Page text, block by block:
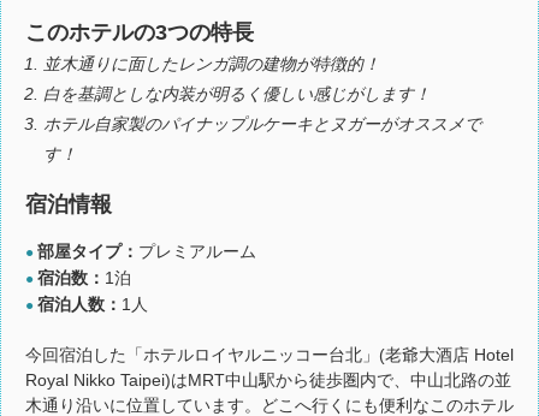
このホテルの3つの特長
並木通りに面したレンガ調の建物が特徴的！
白を基調としな内装が明るく優しい感じがします！
ホテル自家製のパイナップルケーキとヌガーがオススメで
す！
宿泊情報
● 部屋タイプ： プレミアルーム
● 宿泊数： 1泊
● 宿泊人数： 1人
今回宿泊した「ホテルロイヤルニッコー台北」(老爺大酒店 Hotel
Royal Nikko Taipei)はMRT中山駅から徒歩圏内で、中山北路の並
木通り沿いに位置しています。どこへ行くにも便利なこのホテル